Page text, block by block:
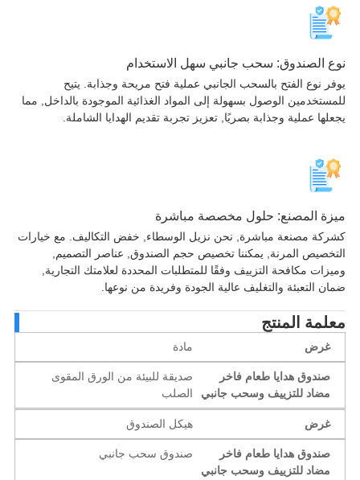
الصندوق: سحب جانبي سهل الاستخدام
نوع الفتح بالسحب الجانبي عملية فتح مريحة وجذابة. يتيح
الوصول بسهولة إلى المواد الغذائية الموجودة بالداخل, مما
عملية وجذابة بصريًا, تعزيز تجربة تقديم الهدايا الشاملة.
المصنع: حلول مخصصة مباشرة
مصنعة مباشرة, نحن نزيل الوسطاء, خفض التكاليف. مع خيارات
المرنة, يمكننا تخصيص حجم الصندوق, عناصر التصميم,
مكافحة التزييف وفقًا للمتطلبات المحددة لعلامتك التجارية,
التعبئة والتغليف عالية الجودة وفريدة من نوعها.
المنتج
صندوق هدايا طعام فاخر
مضاد للتزييف وسحب جانبي
صديقة للبيئة من الورق المقوى
الصلب
هيكل الصندوق
صندوق هدايا طعام فاخر
مضاد للتزييف وسحب جانبي
صندوق سحب جانبي